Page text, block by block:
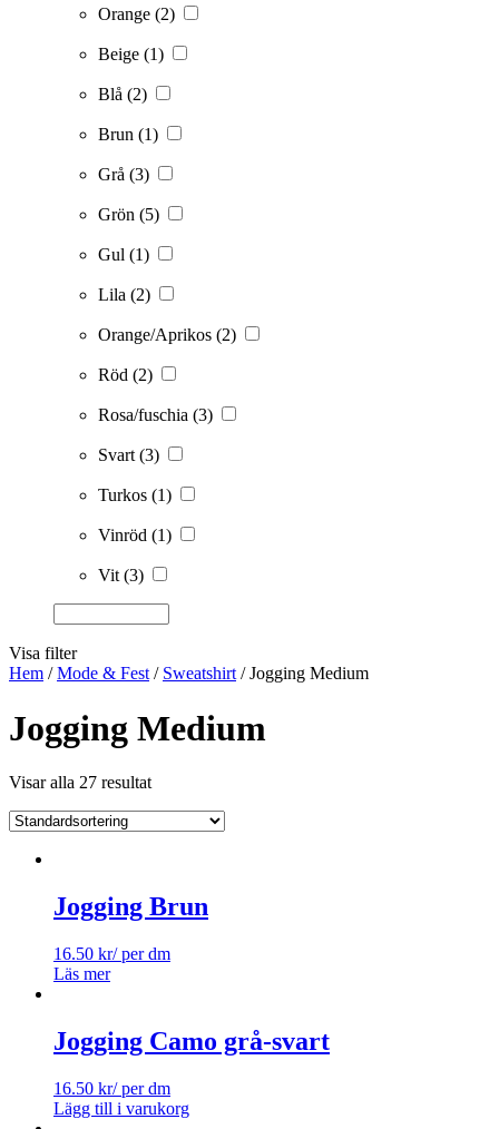
Orange (2)
Beige (1)
Blå (2)
Brun (1)
Grå (3)
Grön (5)
Gul (1)
Lila (2)
Orange/Aprikos (2)
Röd (2)
Rosa/fuschia (3)
Svart(3)
Turkos (1)
Vinröd (1)
Vit(3)
Visa filter
Hem /Mode & Fest/ Sweatshirt/ Jogging Medium
Jogging Medium
Visar alla 27 resultat
Jogging Brun
16.50 kr/ per dm
Läs mer
Jogging Camo grå-svart
16.50 kr/ per dm
Lägg till i varukorg